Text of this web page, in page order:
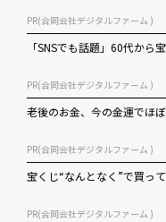
PR(合同会社デジタルファーム )
「SNSでも話題」60代から
PR(合同会社デジタルファーム )
老後のお金、今の金運でほ
PR(合同会社デジタルファーム )
宝くじ“なんとなく”で買っ
PR(合同会社デジタルファーム )